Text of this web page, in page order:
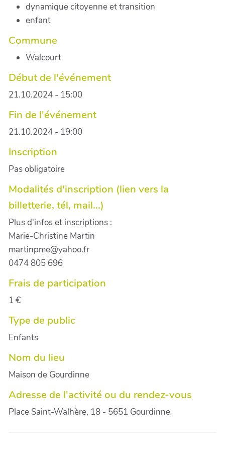
dynamique citoyenne et transition
enfant
Commune
Walcourt
Début de l'événement
21.10.2024 - 15:00
Fin de l'événement
21.10.2024 - 19:00
Inscription
Pas obligatoire
Modalités d'inscription (lien vers la
billetterie, tél, mail...)
Plus d'infos et inscriptions :
Marie-Christine Martin
martinpme@yahoo.fr
0474 805 696
Frais de participation
1 €
Type de public
Enfants
Nom du lieu
Maison de Gourdinne
Adresse de l'activité ou du rendez-vous
Place Saint-Walhère, 18 - 5651 Gourdinne